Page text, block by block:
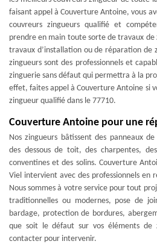
faisant appel à Couverture Antoine, vous
couvreurs zingueurs qualifié et
prendre en main toute sorte de travaux de
travaux d’installation ou de réparation de
zingueurs sont des professionnels et
zinguerie sans défaut qui permettra à la
effet, faites appel à Couverture Antoine si
zingueur qualifié dans le 77710.
Couverture Antoine pour une
Nos zingueurs bâtissent des panneaux
des dessous de toit, des charpentes,
conventines et des solins. Couverture
Viel intervient avec des professionnels en
Nous sommes à votre service pour tout
traditionnelles ou modernes, pose de
bardage, protection de bordures,
que soit le défaut sur vos éléments de
contacter pour intervenir.